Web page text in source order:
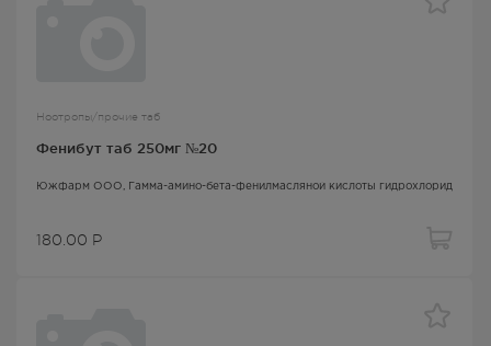
Ноотропы/прочие таб
Фенибут таб 250мг №20
Южфарм ООО, Гамма-амино-бета-фенилмасляной кислоты гидрохлорид
180.00 Р